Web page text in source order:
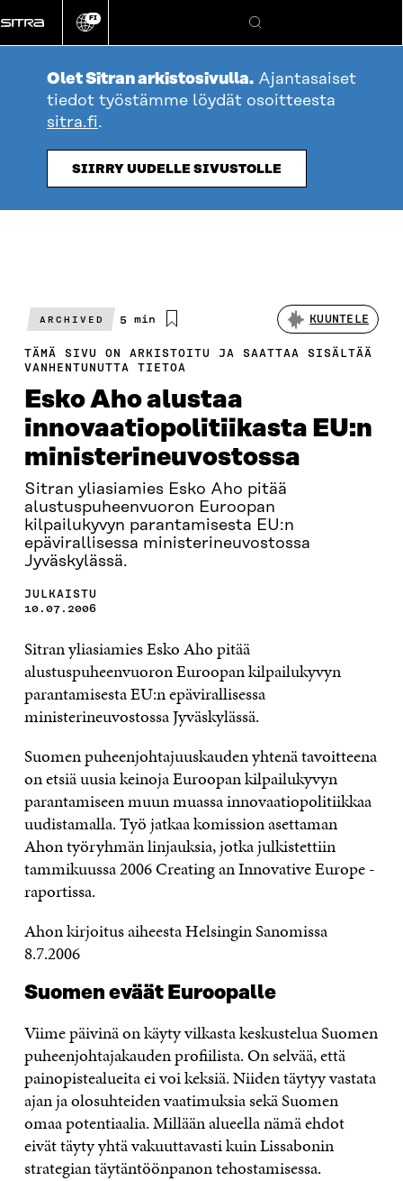
suoraan
sisältöön
Vaihda
kieli
FI
Hae
Olet Sitran arkistosivulla. Ajantasaiset
tiedot työstämme löydät osoitteesta
sitra.fi.
SIIRRY UUDELLE SIVUSTOLLE
ARCHIVED
Arvioitu
5 min KUUNTELE
TÄMÄ SIVU ON ARKISTOITU JA SAATTAA SISÄLTÄÄ
VANHENTUNUTTA TIETOA
Esko Aho alustaa
innovaatiopolitiikasta EU:n
ministerineuvostossa
Sitran yliasiamies Esko Aho pitää
alustuspuheenvuoron Euroopan
kilpailukyvyn parantamisesta EU:n
epävirallisessa ministerineuvostossa
Jyväskylässä.
JULKAISTU
10.07.2006
Sitran yliasiamies Esko Aho pitää
alustuspuheenvuoron Euroopan kilpailukyvyn
parantamisesta EU:n epävirallisessa
ministerineuvostossa Jyväskylässä.
Suomen puheenjohtajuuskauden yhtenä tavoitteena
on etsiä uusia keinoja Euroopan kilpailukyvyn
parantamiseen muun muassa innovaatiopolitiikkaa
uudistamalla. Työ jatkaa komission asettaman
Ahon työryhmän linjauksia, jotka julkistettiin
tammikuussa 2006 Creating an Innovative Europe -
raportissa.
Ahon kirjoitus aiheesta Helsingin Sanomissa
8.7.2006
Suomen eväät Euroopalle
Viime päivinä on käyty vilkasta keskustelua Suomen
puheenjohtajakauden profiilista. On selvää, että
painopistealueita ei voi keksiä. Niiden täytyy vastata
ajan ja olosuhteiden vaatimuksia sekä Suomen
omaa potentiaalia. Millään alueella nämä ehdot
eivät täyty yhtä vakuuttavasti kuin Lissabonin
strategian täytäntöönpanon tehostamisessa.